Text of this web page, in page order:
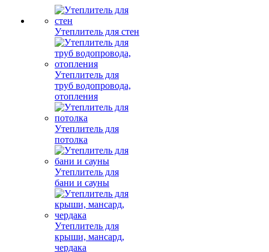
Утеплитель для стен
Утеплитель для
труб водопровода,
отопления
Утеплитель для
потолка
Утеплитель для
бани и сауны
Утеплитель для
крыши, мансард,
чердака